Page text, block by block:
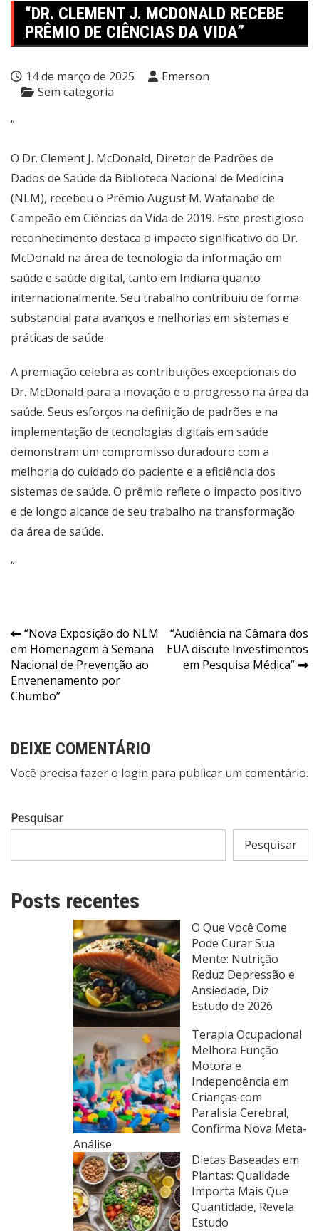
“DR. CLEMENT J. MCDONALD RECEBE
PRÊMIO DE CIÊNCIAS DA VIDA”
14 de março de 2025
Emerson
Sem categoria
“
O Dr. Clement J. McDonald, Diretor de Padrões de
Dados de Saúde da Biblioteca Nacional de Medicina
(NLM), recebeu o Prêmio August M. Watanabe de
Campeão em Ciências da Vida de 2019. Este prestigioso
reconhecimento destaca o impacto significativo do Dr.
McDonald na área de tecnologia da informação em
saúde e saúde digital, tanto em Indiana quanto
internacionalmente. Seu trabalho contribuiu de forma
substancial para avanços e melhorias em sistemas e
práticas de saúde.
A premiação celebra as contribuições excepcionais do
Dr. McDonald para a inovação e o progresso na área da
saúde. Seus esforços na definição de padrões e na
implementação de tecnologias digitais em saúde
demonstram um compromisso duradouro com a
melhoria do cuidado do paciente e a eficiência dos
sistemas de saúde. O prêmio reflete o impacto positivo
e de longo alcance de seu trabalho na transformação
da área de saúde.
“
Navegação
de
Post
“Nova Exposição do NLM
em Homenagem à Semana
Nacional de Prevenção ao
Envenenamento por
Chumbo”
“Audiência na Câmara dos
EUA discute Investimentos
em Pesquisa Médica”
DEIXE COMENTÁRIO
Você precisa fazer o login para publicar um comentário.
Pesquisar
Pesquisar
Posts recentes
O Que Você Come
Pode Curar Sua
Mente: Nutrição
Reduz Depressão e
Ansiedade, Diz
Estudo de 2026
Terapia Ocupacional
Melhora Função
Motora e
Independência em
Crianças com
Paralisia Cerebral,
Confirma Nova Meta-
Análise
Dietas Baseadas em
Plantas: Qualidade
Importa Mais Que
Quantidade, Revela
Estudo